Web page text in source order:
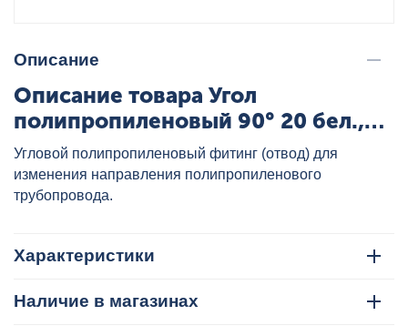
Описание
Описание товара Угол
полипропиленовый 90° 20 бел.,
артикул: 22011020
Угловой полипропиленовый фитинг (отвод) для
изменения направления полипропиленового
трубопровода.
Характеристики
Наличие в магазинах